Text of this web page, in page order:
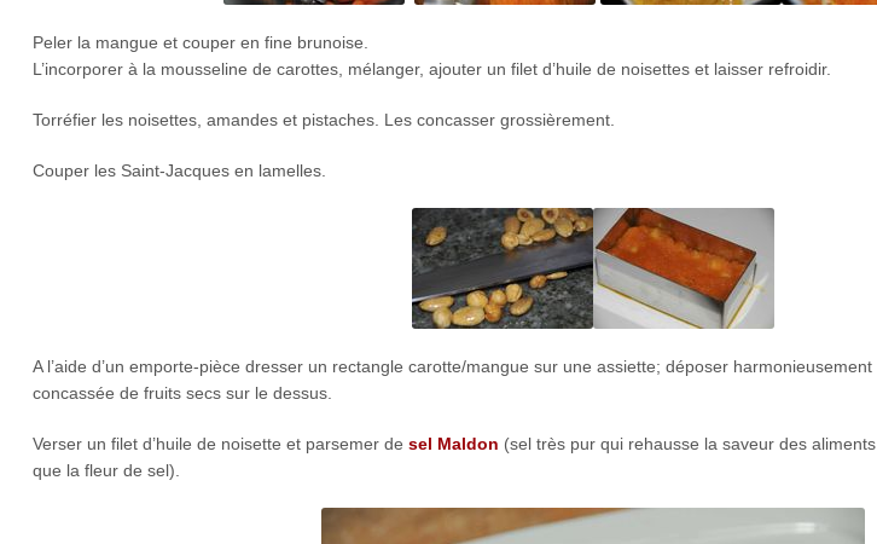
Peler la mangue et couper en fine brunoise.
L’incorporer à la mousseline de carottes, mélanger, ajouter un filet d’huile de noisettes et laisser refroidir.
Torréfier les noisettes, amandes et pistaches. Les concasser grossièrement.
Couper les Saint-Jacques en lamelles.
A l’aide d’un emporte-pièce dresser un rectangle carotte/mangue sur une assiette; déposer
concassée de fruits secs sur le dessus.
Verser un filet d’huile de noisette et parsemer de sel Maldon (sel très pur qui rehausse la saveur des
que la fleur de sel).